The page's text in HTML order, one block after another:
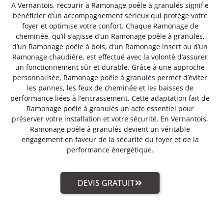
A Vernantois, recourir à Ramonage poêle à granulés signifie
bénéficier d’un accompagnement sérieux qui protège votre
foyer et optimise votre confort. Chaque Ramonage de
cheminée, qu’il s’agisse d’un Ramonage poêle à granulés,
d’un Ramonage poêle à bois, d’un Ramonage insert ou d’un
Ramonage chaudière, est effectué avec la volonté d’assurer
un fonctionnement sûr et durable. Grâce à une approche
personnalisée, Ramonage poêle à granulés permet d’éviter
les pannes, les feux de cheminée et les baisses de
performance liées à l’encrassement. Cette adaptation fait de
Ramonage poêle à granulés un acte essentiel pour
préserver votre installation et votre sécurité. En Vernantois,
Ramonage poêle à granulés devient un véritable
engagement en faveur de la sécurité du foyer et de la
performance énergétique.
DEVIS GRATUIT